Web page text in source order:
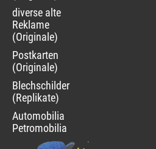
diverse alte
Reklame
(Originale)
Postkarten
(Originale)
Blechschilder
(Replikate)
Automobilia
Petromobilia